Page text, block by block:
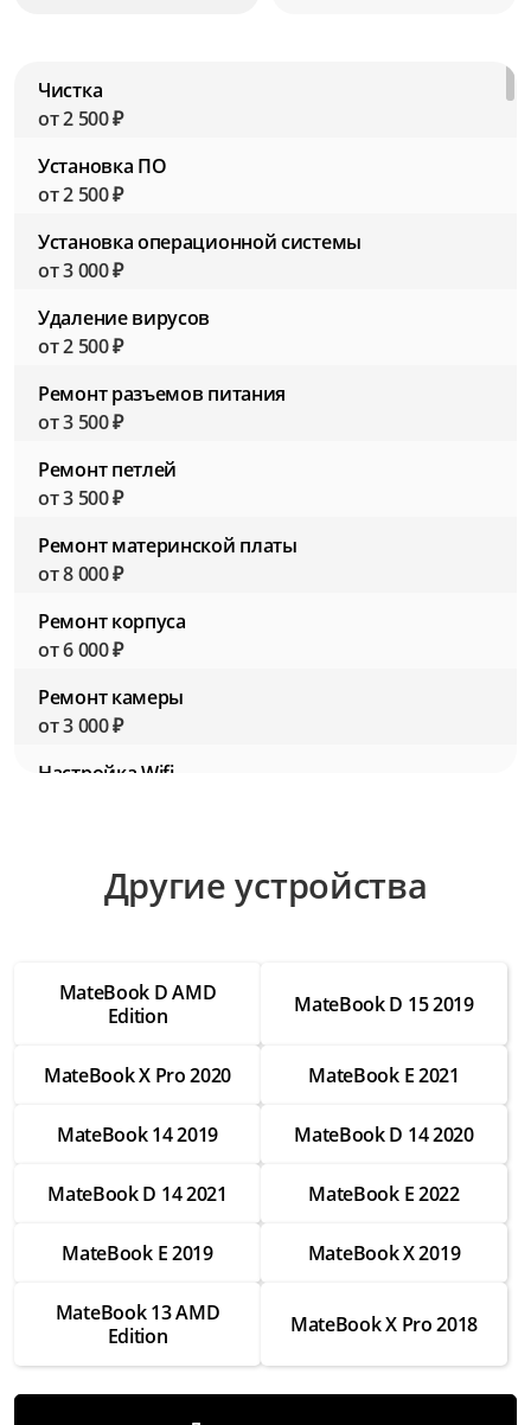
Чистка
от 2 500 ₽
Установка ПО
от 2 500 ₽
Установка операционной системы
от 3 000 ₽
Удаление вирусов
от 2 500 ₽
Ремонт разъемов питания
от 3 500 ₽
Ремонт петлей
от 3 500 ₽
Ремонт материнской платы
от 8 000 ₽
Ремонт корпуса
от 6 000 ₽
Ремонт камеры
от 3 000 ₽
Настройка Wifi
от 2 500 ₽
Настройка операционной системы
от 2 500 ₽
Модернизация
от 3 500 ₽
от 4 000 ₽
Замена HDD
от 3 500 ₽
Другие устройства
MateBook D AMD
Edition
MateBook D 15 2019
MateBook X Pro 2020 MateBook E 2021
MateBook 14 2019 MateBook D 14 2020
MateBook D 14 2021 MateBook E 2022
MateBook E 2019 MateBook X 2019
MateBook 13 AMD
Edition
MateBook X Pro 2018